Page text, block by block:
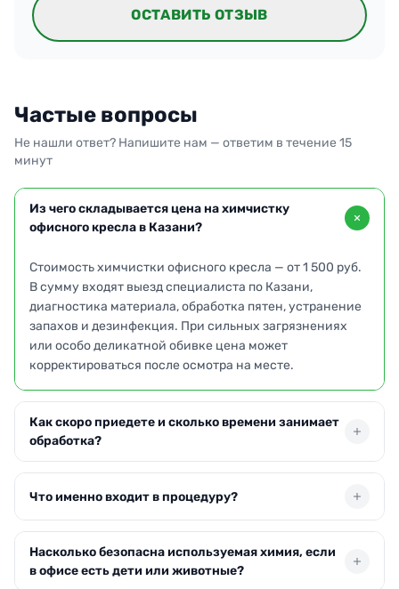
ОСТАВИТЬ ОТЗЫВ
Частые вопросы
Не нашли ответ? Напишите нам — ответим в течение 15
минут
Из чего складывается цена на химчистку
офисного кресла в Казани?
Стоимость химчистки офисного кресла — от 1 500 руб.
В сумму входят выезд специалиста по Казани,
диагностика материала, обработка пятен, устранение
запахов и дезинфекция. При сильных загрязнениях
или особо деликатной обивке цена может
корректироваться после осмотра на месте.
Как скоро приедете и сколько времени занимает
обработка?
Казани возможен выезд в день обращения при
наличии свободных бригад. Сама чистка длится 30–60
как только обивка высохнет.
Что именно входит в процедуру?
спинку, подлокотники, подголовник. Удаляем пыль,
жировые наслоения, пятна от кофе, чернил. Финишный
Насколько безопасна используемая химия, если
в офисе есть дети или животные?